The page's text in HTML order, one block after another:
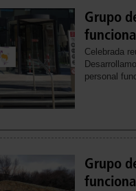
Grupo
Celebrada
personal
Grupo